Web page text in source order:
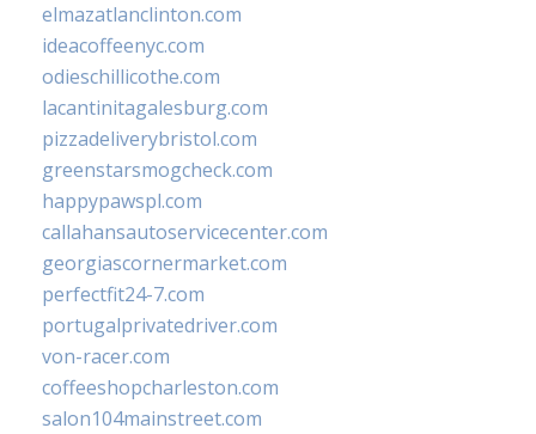
elmazatlanclinton.com
ideacoffeenyc.com
odieschillicothe.com
lacantinitagalesburg.com
pizzadeliverybristol.com
greenstarsmogcheck.com
happypawspl.com
callahansautoservicecenter.com
georgiascornermarket.com
perfectfit24-7.com
portugalprivatedriver.com
von-racer.com
coffeeshopcharleston.com
salon104mainstreet.com